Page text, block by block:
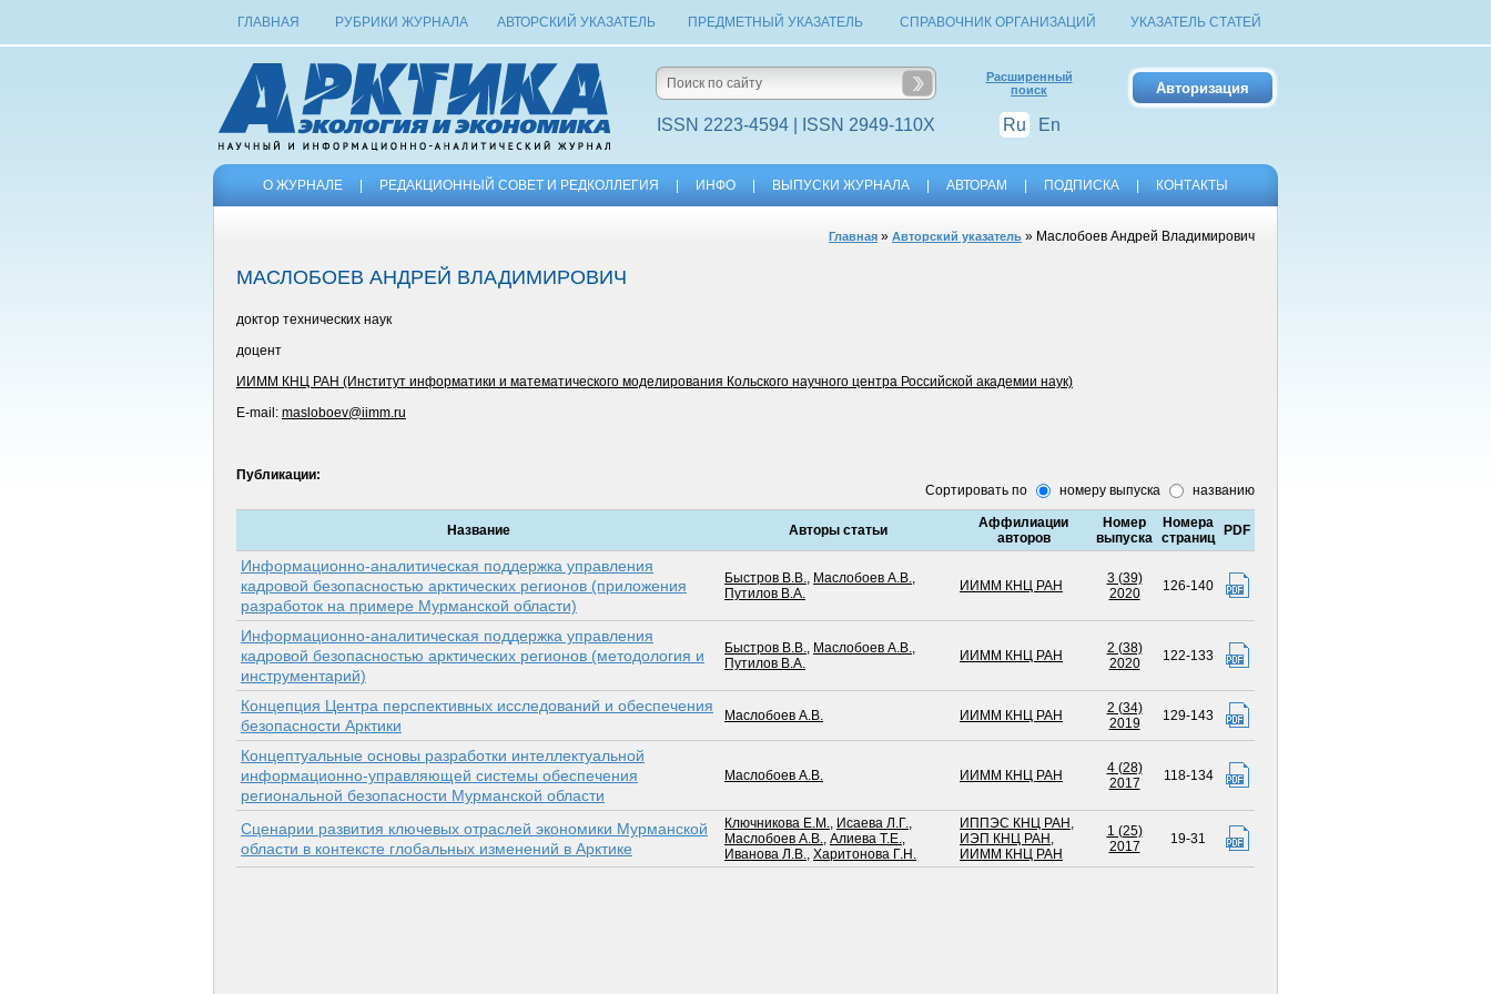
ГЛАВНАЯ РУБРИКИ ЖУРНАЛА АВТОРСКИЙ УКАЗАТЕЛЬ ПРЕДМЕТНЫЙ УКАЗАТЕЛЬ СПРАВОЧНИК ОРГАНИЗАЦИЙ УКАЗАТЕЛЬ СТАТЕЙ
ISSN 2223-4594 | ISSN 2949-110X
Расширенный
поиск
Ru En
О ЖУРНАЛЕ РЕДАКЦИОННЫЙ СОВЕТ И РЕДКОЛЛЕГИЯ ИНФО ВЫПУСКИ ЖУРНАЛА АВТОРАМ ПОДПИСКА КОНТАКТЫ
Главная » Авторский указатель » Маслобоев Андрей Владимирович
МАСЛОБОЕВ АНДРЕЙ ВЛАДИМИРОВИЧ
доктор технических наук
доцент
ИИММ КНЦ РАН (Институт информатики и математического моделирования Кольского научного центра Российской академии наук)
E-mail: masloboev@iimm.ru
Публикации:
Сортировать по
номеру выпуска названию
Название Авторы статьи
Аффилиации
авторов
Номер
выпуска
Номера
страниц
PDF
Информационно-аналитическая поддержка управления
кадровой безопасностью арктических регионов (приложения
разработок на примере Мурманской области)
Быстров В.В., Маслобоев А.В.,
Путилов В.А.
ИИММ КНЦ РАН
3 (39)
2020
126-140
Информационно-аналитическая поддержка управления
кадровой безопасностью арктических регионов (методология и
инструментарий)
Быстров В.В., Маслобоев А.В.,
Путилов В.А.
ИИММ КНЦ РАН
2 (38)
2020
122-133
Концепция Центра перспективных исследований и обеспечения
безопасности Арк­тики
Маслобоев А.В. ИИММ КНЦ РАН
2 (34)
2019
129-143
Концептуальные основы разработки интеллектуальной
информационно-управляющей системы обеспечения
региональной безопасности Мурманской области
Маслобоев А.В. ИИММ КНЦ РАН
4 (28)
2017
118-134
Сценарии развития ключевых отраслей экономики Мурманской
области в контексте глобальных изменений в Арктике
Ключникова Е.М., Исаева Л.Г.,
Маслобоев А.В., Алиева Т.Е.,
Иванова Л.В., Харитонова Г.Н.
ИППЭС КНЦ РАН ,
ИЭП КНЦ РАН ,
ИИММ КНЦ РАН
1 (25)
2017
19-31